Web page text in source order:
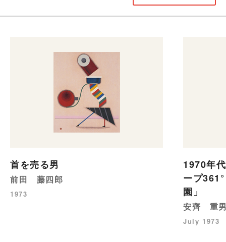
首を売る男
前田 藤四郎
1973
1970年
ープ
園」
安齊 重
July 1973